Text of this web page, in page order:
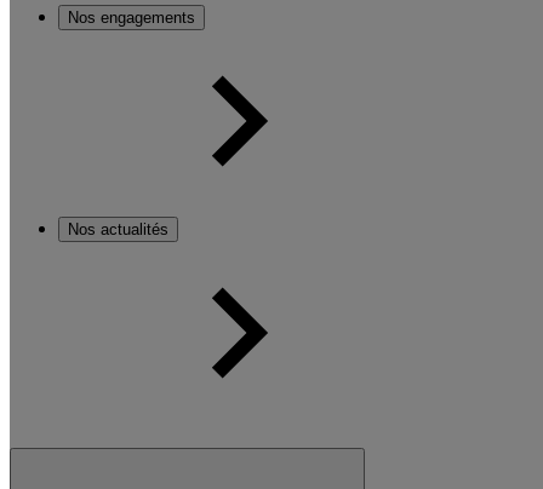
Nos engagements
Nos actualités